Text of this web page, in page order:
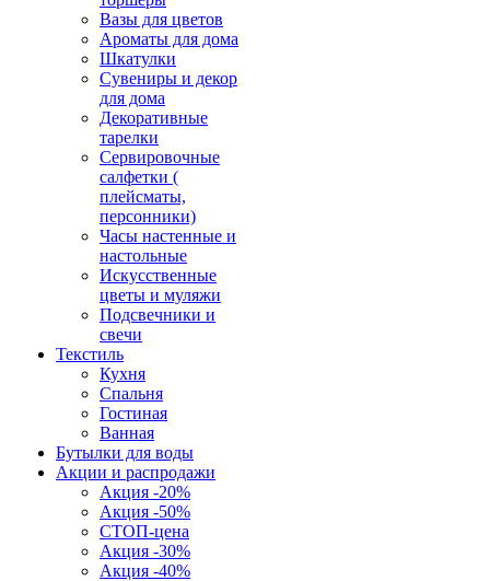
Вазы для цветов
Ароматы для дома
Шкатулки
Сувениры и декор
для дома
Декоративные
тарелки
Сервировочные
салфетки (
плейсматы,
персонники)
Часы настенные и
настольные
Искусственные
цветы и муляжи
Подсвечники и
свечи
Текстиль
Кухня
Спальня
Гостиная
Ванная
Бутылки для воды
Акции и распродажи
Акция -20%
Акция -50%
СТОП-цена
Акция -30%
Акция -40%